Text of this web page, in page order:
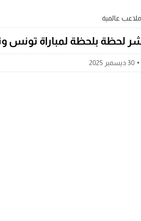
ملاعب عالمية
لحظة بلحظة لمباراة تونس
30 ديسمبر 2025